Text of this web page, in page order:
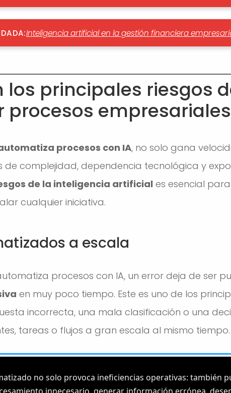
Inteligencia artificial en la gestión financiera
los principales riesgos
procesos con IA, no solo gana
complejidad, dependencia tecnológica y
de la inteligencia artificial es esencial
cualquier iniciativa.
a escala
procesos con IA, un error deja de ser
en muy poco tiempo. Este es uno de los
incorrecta, una mala clasificación o una
tareas o flujos a gran escala al mismo tiempo.
no solo provoca ineficiencias operativas: también